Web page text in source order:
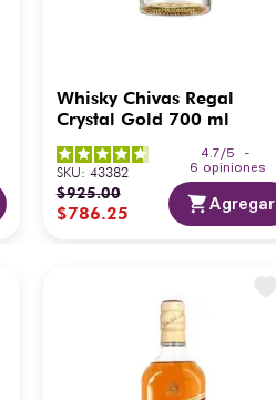
Whisky Chivas Regal
Crystal Gold 700 ml
4.7/5
-
6 opiniones
SKU: 43382
$925.00
$786.25 Agregar